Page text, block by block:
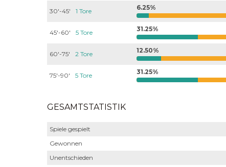
30'-45' 1 Tore 6.25%
45'-60' 5 Tore 31.25%
60'-75' 2 Tore 12.50%
75'-90' 5 Tore 31.25%
GESAMTSTATISTIK
Spiele gespielt
Gewonnen
Unentschieden